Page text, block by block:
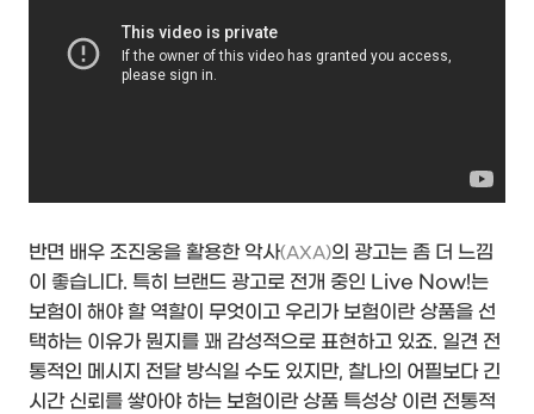
반면 배우 조진웅을 활용한 악사(AXA)의 광고는 좀 더 느낌
이 좋습니다. 특히 브랜드 광고로 전개 중인 Live Now!는
보험이 해야 할 역할이 무엇이고 우리가 보험이란 상품을 선
택하는 이유가 뭔지를 꽤 감성적으로 표현하고 있죠. 일견 전
통적인 메시지 전달 방식일 수도 있지만, 찰나의 어필보다 긴
시간 신뢰를 쌓아야 하는 보험이란 상품 특성상 이런 전통적